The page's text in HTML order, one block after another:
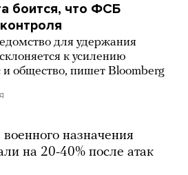
боится, что ФСБ
для удержания
к усилению
и общество, пишет Bloomberg
назначения
на 20-40% после атак